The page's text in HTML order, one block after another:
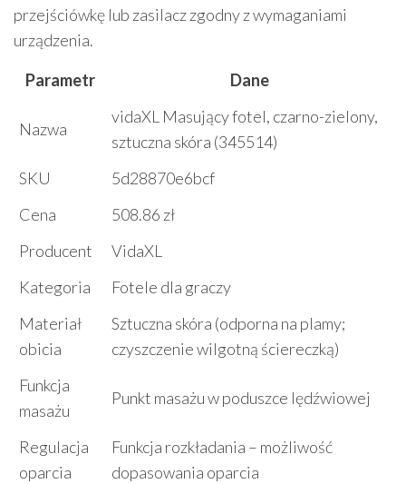
przejściówkę lub zasilacz zgodny z wymaganiami
urządzenia.
Parametr
Dane
Nazwa
vidaXL Masujący fotel, czarno-zielony,
sztuczna skóra (345514)
SKU
5d28870e6bcf
Cena
508.86 zł
Producent
VidaXL
Kategoria
Fotele dla graczy
Materiał
obicia
Sztuczna skóra (odporna na plamy;
czyszczenie wilgotną ściereczką)
Funkcja
masażu
Punkt masażu w poduszce lędźwiowej
Regulacja
oparcia
Funkcja rozkładania – możliwość
dopasowania oparcia